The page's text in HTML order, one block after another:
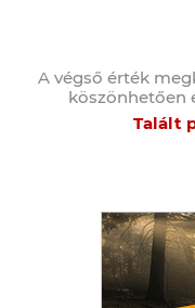
A végső érték
köszönhetően
Talált